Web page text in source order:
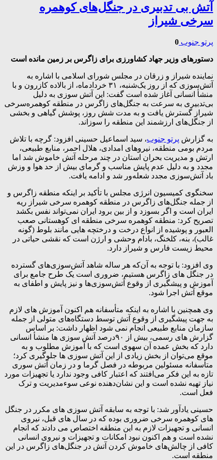
آتش بی تدبیری در جنگل‌های کوهمره
سرخی شیراز
پرتو جنوب 0
دستورهای وزیر جهاد کشاورزی برای زاگرس بر زمین مانده است
نماینده شیراز و زرقان در مجلس شورای اسلامی با اشاره به
آتش‌سوزی که از روز یک‌شنبه، ۳۱ خردادماه، از بالاده کازرون و با
منشأ انسانی آغاز شده است گفت: این آتش سوزی به دلیل
بی‌تدبیری به سرعت به جنگل‌های زاگرس در منطقه کوهمره‌سرخی
شیراز گسترش یافت و به مدت شش روز، پوشش گیاهی و بخشی
از جنگل‌های ارزشمند این منطقه را سوزاند.
به گزارش پرتو جنوب، سید اسماعیل حسینی افزود: گرچه با تلاش
مردم بومی منطقه، نیروهای امدادی، هلال احمر، منابع طبیعی،
ارتش و مدیریت بحران استان در چند مرحله آتش خاموش شد اما
مجدد و به دلیل عدم پایش مناسب و گرمای بیش از حد هوا و وزش
باد آتش‌سوزی مجدد شعله‌ور شد و ادامه یافت.
سخنگوی کمیسیون انرژی مجلس با تأکید بر اینکه منطقه زاگرس و
از جمله جنگل‌های زاگرس در منطقه کوهمره سرخی شیراز ریه
ایران است و اگر بسوزد و از بین برود ایران نمی‌تواند نفس بکشد
تصریح کرد: منطقه کوهمره سرخی منطقه ای کوهستانی صعب
العبور و پوشیده از انواع درخت و درختچه هایی مانند بلوط (گونه
غالب)، بنه، کلخنگ، بادام وحشی و ارژن است که نقشی حیاتی در
محیط زیست فارس و شیراز دارد.
وی افزود: با توجه به آن‌که هر ساله شاهد آتش‌سوزی‌های گسترده
در جنگل های زاگرس هستیم، ضروری است یک طرح جامع برای
آموزش و پیشگیری از وقوع آتش‌سوزی‌ها و نیز پایش و اطفای به
موقع آتش اجرا شود.
وی همچنین با اشاره به اینکه متأسفانه هم اکنون آموزش های لازم
به جهت پیشگیری از وقوع آتش توسط دستگاه‌های متولی از جمله
سازمان منابع طبیعی انجام نمی شود اظهار داشت: بر اساس
گزارش های رسمی، بیش از ۹۰درصد آتش سوزی ها منشأ انسانی
دارد که بخش عمده آن سهوی است که با آموزش مطلوب و به
موقع می‌توان از بخش زیادی از این آتش سوزی ها جلوگیری کرد؛
متأسفانه مسئولین مربوطه در فصل گرما و در زمان آتش سوری
تازه به این فکر می‌افتند که اعتبار کافی وجود ندارد یا تجهیزات مورد
نیاز تهیه نشده است و این نشان‌دهنده نوعی سوءمدیریت و ترک
فعل است.
حسینی یادآور شد: با توجه به سابقه آتش سوزی های مکرر در جنگل
های کوهمره سرخی ضروری بوده که در سال های قبل، نیروی
انسانی و تجهیزات لازم به این منطقه اختصاص می دادند که انجام
نشده است و هم اکنون نبود امکانات و تجهیزات و نیروی انسانی
کافی از چالش‌های خاموش کردن آتش در جنگل‌های زاگرس در این
منطقه است.